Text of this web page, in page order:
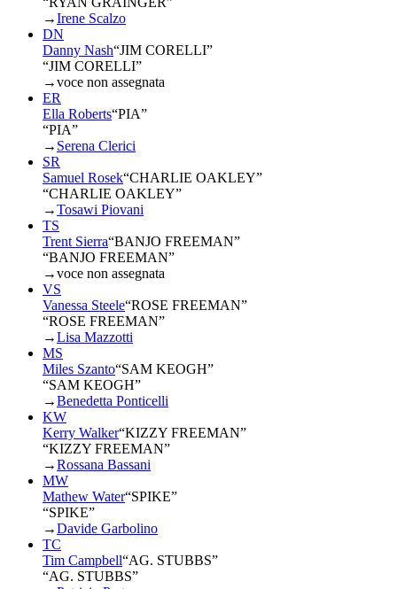
→Irene Scalzo
DN
Danny Nash“JIM CORELLI”
“JIM CORELLI”
→voce non assegnata
ER
Ella Roberts“PIA”
“PIA”
→ Serena Clerici
SR
Samuel Rosek“CHARLIE OAKLEY”
“CHARLIE OAKLEY”
→Tosawi Piovani
TS
Trent Sierra“BANJO FREEMAN”
“BANJO FREEMAN”
→voce non assegnata
VS
Vanessa Steele“ROSE FREEMAN”
“ROSE FREEMAN”
→Lisa Mazzotti
MS
Miles Szanto“SAM KEOGH”
“SAM KEOGH”
→Benedetta Ponticelli
KW
Kerry Walker“KIZZY FREEMAN”
“KIZZY FREEMAN”
→Rossana Bassani
MW
Mathew Water“SPIKE”
“SPIKE”
→Davide Garbolino
TC
Tim Campbell“AG. STUBBS”
“AG. STUBBS”